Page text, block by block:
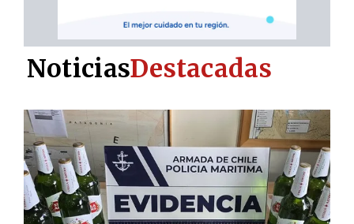
NoticiasDestacadas